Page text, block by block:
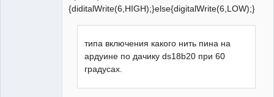
{diditalWrite(6,HIGH);}else{digitalWrite(6,LOW);}
типа включения какого нить пина на
ардуине по дачику ds18b20 при 60
градусах.